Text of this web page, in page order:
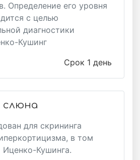
Определение его уровня
с целью
диагностики
Кушинг
Срок 1 день
слюна
для скрининга
в том
Иценко-Кушинга.